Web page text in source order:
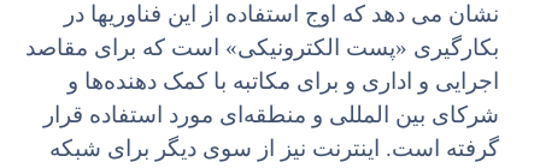
نشان می دهد که اوج استفاده از این فناوریها در
بکارگیری «پست الکترونیکی» است که برای مقاصد
اجرایی و اداری و برای مکاتبه با کمک دهنده‌ها و
شرکای بین المللی و منطقه‌ای مورد استفاده قرار
گرفته است. اینترنت نیز از سوی دیگر برای شبکه